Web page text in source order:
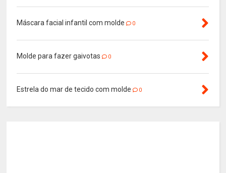
Máscara facial infantil com molde 0
Molde para fazer gaivotas 0
Estrela do mar de tecido com molde 0